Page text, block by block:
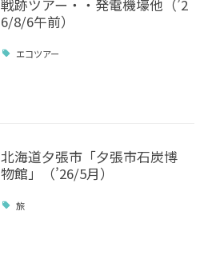
戦跡ツアー・・発電機壕他（’2
6/8/6午前）
エコツアー
北海道夕張市「夕張市石炭博
物館」（’26/5月）
旅